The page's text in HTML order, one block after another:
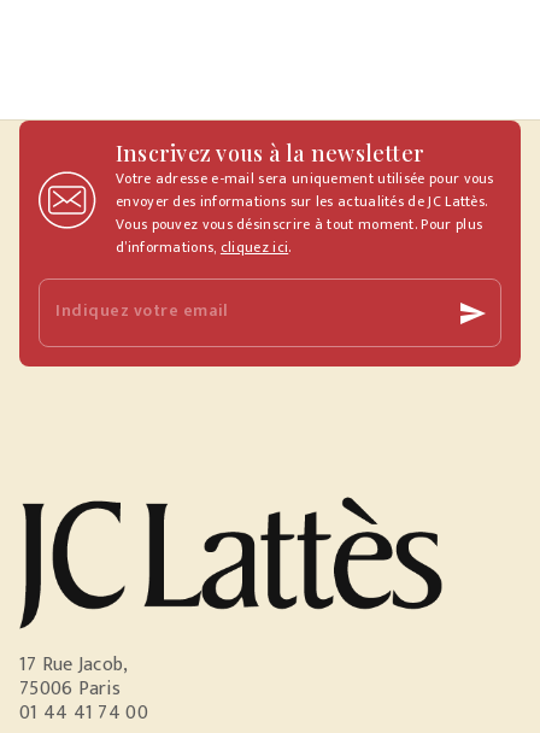
Inscrivez vous à la newsletter
Votre adresse e-mail sera uniquement utilisée pour vous
envoyer des informations sur les actualités de JC Lattès.
Vous pouvez vous désinscrire à tout moment. Pour plus
d’informations,cliquez ici.
Indiquez votre email send
17 Rue Jacob,
75006 Paris
01 44 41 74 00